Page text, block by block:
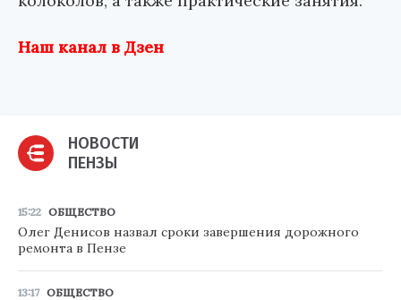
Наш канал в Дзен
НОВОСТИ
ПЕНЗЫ
15:22 ОБЩЕСТВО
Олег Денисов назвал сроки завершения дорожного
ремонта в Пензе
13:17 ОБЩЕСТВО